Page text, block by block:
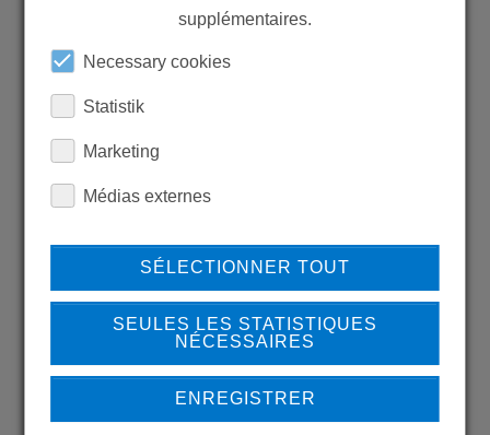
MORE PRODUCTS?
LEARN MORE ABOUT
OUR REFERENCES
supplémentaires.
Necessary cookies
Statistik
Marketing
Médias externes
SÉLECTIONNER TOUT
SEULES LES STATISTIQUES
NÉCESSAIRES
ENREGISTRER